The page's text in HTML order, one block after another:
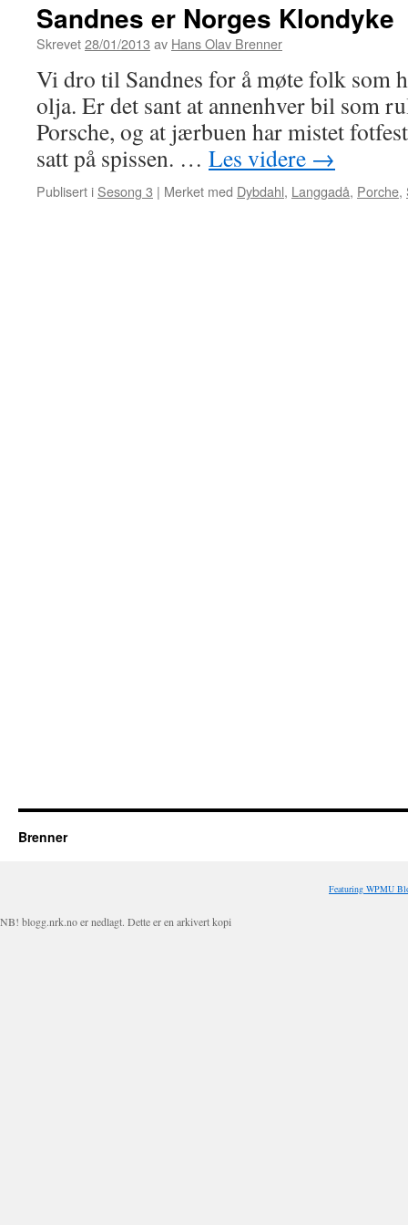
Sandnes er Norges Klondyke
Skrevet28/01/2013 av Hans Olav Brenner
Vi dro til Sandnes for å møte folk som
olja. Er det sant at annenhver bil som
Porsche, og at jærbuen har mistet
satt på spissen. … Les videre →
Publisert i Sesong 3 | Merket med Dybdahl, Langgadå, Porche,
Brenner
Featuring WPMU
NB! blogg.nrk.no er nedlagt. Dette er en arkivert kopi